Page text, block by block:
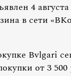
4
в сети
Bvlgari
от 3